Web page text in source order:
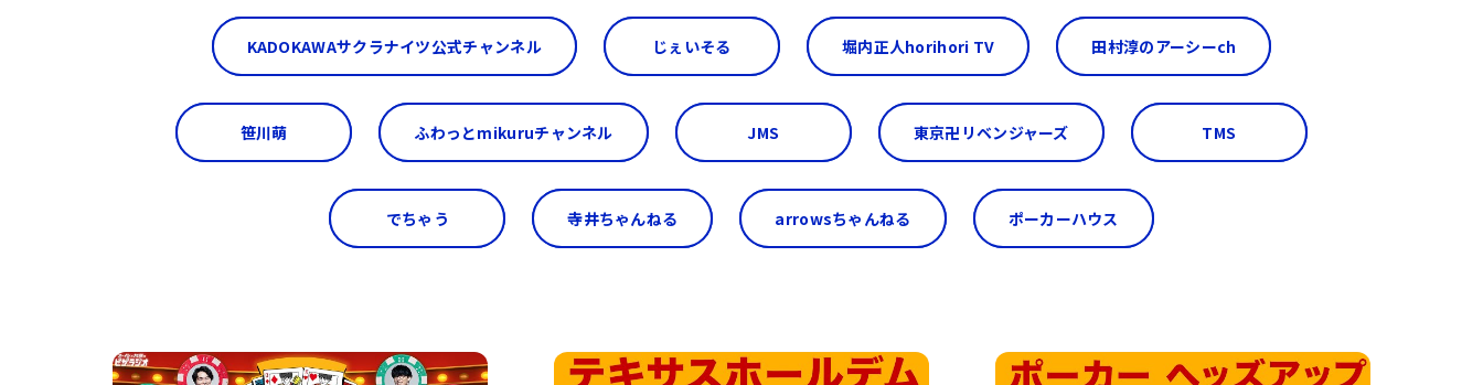
KADOKAWAサクラナイツ公式チャンネル じぇいそる 堀内正人horihori TV 田村淳のアーシーch
笹川萌 ふわっとmikuruチャンネル JMS 東京卍リベンジャーズ TMS
でちゃう 寺井ちゃんねる arrowsちゃんねる ポーカーハウス